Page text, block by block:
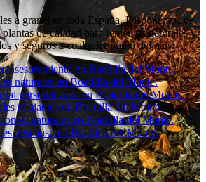
a granel en toda España. Disponemos de
de calidad para remedios naturales y
y seguros a cualquier punto del país.
asesoramiento en Boadilla del Monte.
naturales en Boadilla del Monte.
personalizada en Boadilla del Monte.
relajantes en Boadilla del Monte.
naturales en Boadilla del Monte.
descanso en Boadilla del Monte.